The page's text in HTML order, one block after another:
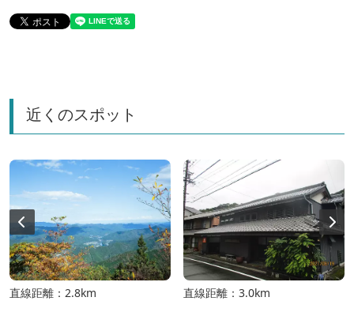
近くのスポット
直線距離：2.8km 直線距離：3.0km